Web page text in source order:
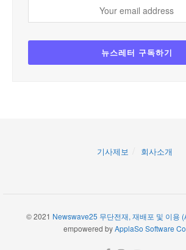
기사제보 회사소개
© 2021 Newswave25 무단전재, 재배포 및 이용
empowered byApplaSo Software